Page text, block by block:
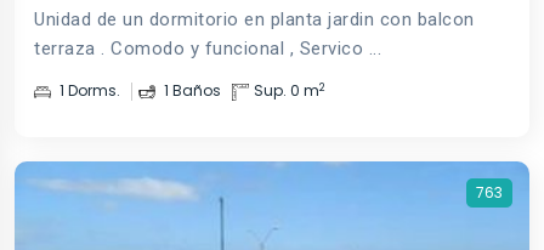
Unidad de un dormitorio en planta jardin con balcon
terraza . Comodo y funcional , Servico ...
1 Dorms. 1 Baños Sup. 0 m2
763